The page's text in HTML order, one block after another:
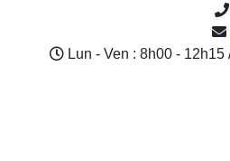
Lun - Ven : 8h00 -